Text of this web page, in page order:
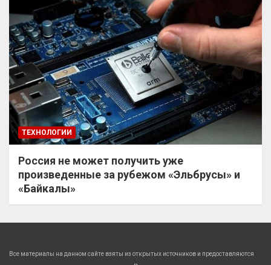
ТЕХНОЛОГИИ
Россия не может получить уже
произведенные за рубежом «Эльбрусы» и
«Байкалы»
Все материалы на данном сайте взяты из открытых источников и предоставляются